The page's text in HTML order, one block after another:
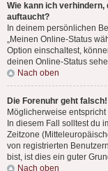
Wie kann ich
auftaucht?
In deinem persönlichen
„Meinen Online-Status
Option einschaltest,
deinen Online-Status
Nach oben
Die Forenuhr geht falsch!
Möglicherweise
In diesem Fall solltest du
Zeitzone
von registrierten
bist, ist dies ein guter
Nach oben